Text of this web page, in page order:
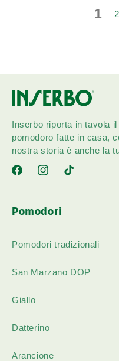
1 2
Inserbo riporta in tavola
pomodoro fatte in casa,
nostra storia è anche la
FacebookInstagramTikTok
Pomodori
Pomodori tradizionali
San Marzano DOP
Giallo
Datterino
Arancione